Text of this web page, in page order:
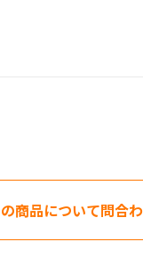
商品について問合